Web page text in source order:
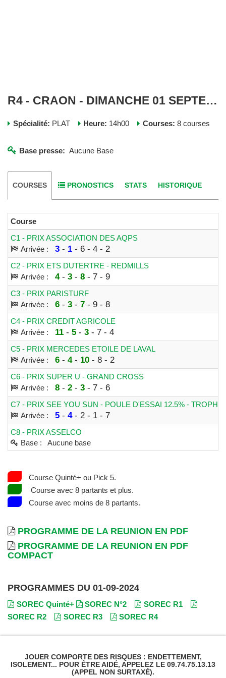
R4 - CRAON - DIMANCHE 01 SEPTEMBRE 2024
Spécialité: PLAT Heure: 14h00 Courses: 8 courses
Base presse: Aucune Base
COURSES PRONOSTICS STATS HISTORIQUE
Course
C1 - PRIX ASSOCIATION DES AQPS
Arrivée :
3- 1 - 6 - 4 - 2
C2 - PRIX ETS DUTERTRE - REDMILLS
Arrivée :
4- 3- 8- 7 - 9
C3 - PRIX PARISTURF
Arrivée :
6- 3- 7- 9 - 8
C4 - PRIX CREDIT AGRICOLE
Arrivée :
11 - 5- 3- 7 - 4
C5 - PRIX MERCEDES ETOILE DE LAVAL
Arrivée :
6- 4- 10- 8 - 2
C6 - PRIX SUPER U - GRAND CROSS
Arrivée :
8- 2- 3- 7 - 6
C7 - PRIX SEE YOU SUN - POULE D'ESSAI 12.5% -
Arrivée :
5- 4- 2 - 1 - 7
C8 - PRIX ASSELCO
Base : Aucune base
Course Quinté+ ou Pick 5.
Course avec 8 partants et plus.
Course avec moins de 8 partants.
PROGRAMME DE LA REUNION EN PDF
PROGRAMME DE LA REUNION EN PDF
COMPACT
PROGRAMMES DU 01-09-2024
SOREC Quinté+ SOREC N°2
SOREC R1
SOREC R2
SOREC R3 SOREC R4
JOUER COMPORTE DES RISQUES : ENDETTEMENT,
ISOLEMENT... POUR ÊTRE AIDÉ, APPELEZ LE 09.74.75.13.13
(APPEL NON SURTAXÉ).